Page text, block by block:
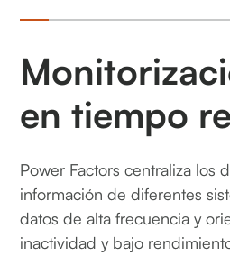
en tiempo
Power Factors centraliza los
información de diferentes
datos de alta frecuencia y
inactividad y bajo